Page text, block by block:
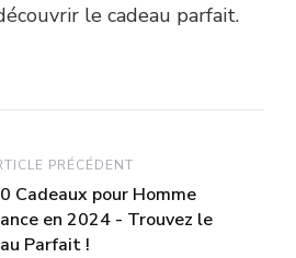
le cadeau parfait.
PRÉCÉDENT
Cadeaux pour Homme
en 2024 - Trouvez le
Parfait !